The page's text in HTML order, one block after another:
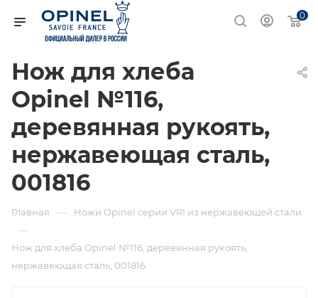
0
Нож для хлеба
Opinel №116,
деревянная рукоять,
нержавеющая сталь,
001816
Главная — Ножи Opinel серии VRI из нержавеющей стали
—
Нож для хлеба Opinel №116, деревянная рукоять,
нержавеющая сталь, 001816